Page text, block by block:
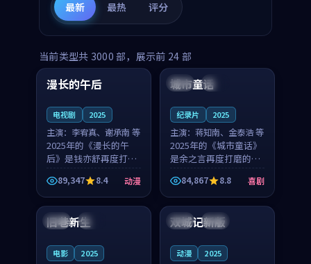
最新 最热 评分
当前类型共 3000 部，展示前 24 部
中国 高分
99:16
漫长的午后
电视剧 2025
主演： 李宥真、谢承南 等
2025年的《漫长的午
后》是钱亦舒再度打磨
的动漫佳作。中国大陆
的取景与海岛日常的氛
围相互成就，李宥真与
谢承南的对手戏自然克
制，让整部影片在悬念
89,347 8.4 动漫
美国 院线
城市童话
纪录片 2025
主演： 蒋知南、金泰浩 等
2025年的《城市童话》
是余之言再度打磨的喜
剧佳作。美国的取景与
历史战争的氛围相互成
就，蒋知南与金泰浩的
对手戏自然克制，让整
部影片在悬念与温度
84,867 8.8 喜剧
英国 完结
旧巷新生
电影 2025
中国 独播
双城记新版
动漫 2025